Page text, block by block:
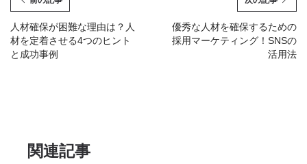
人材確保が困難な理由は？人
材を定着させる4つのヒント
と成功事例
優秀な人材を確保するための
採用マーケティング！SNSの
活用法
関連記事